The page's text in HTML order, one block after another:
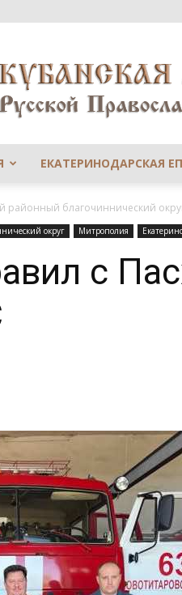
ЕКАТЕРИНОДАРСКАЯ
районный благочиннический
округ Митрополия
с